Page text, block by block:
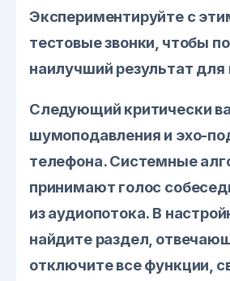
Экспериментируйте с
тестовые звонки, чтобы
наилучший результат
Следующий критически
шумоподавления и эхо-
телефона. Системные
принимают голос
из аудиопотока. В
найдите раздел,
отключите все функции,